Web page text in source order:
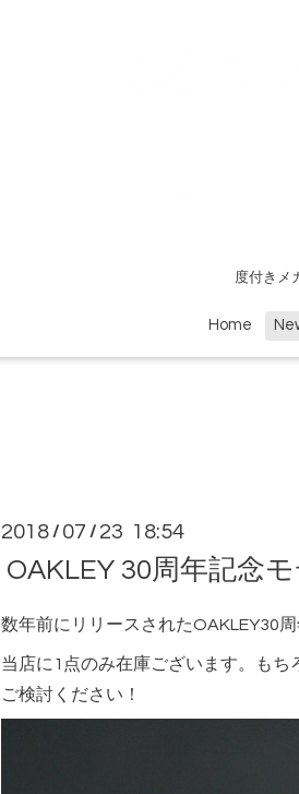
度付きメ
Home
2018 / 07 / 23 18:54
OAKLEY 30周年記念
数年前にリリースされたOAKLEY30
当店に1点のみ在庫ございます。も
ご検討ください！